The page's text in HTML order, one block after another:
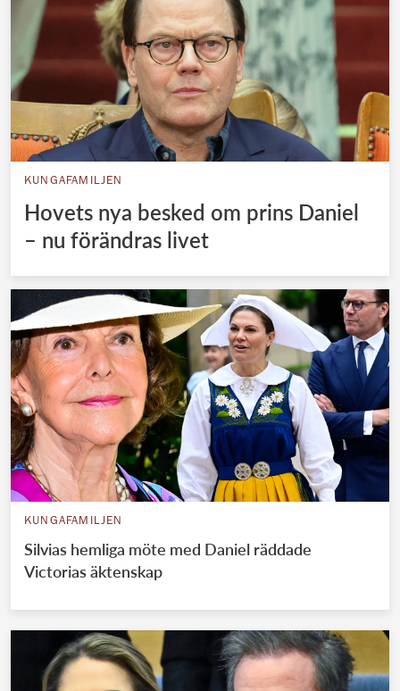
KUNGAFAMILJEN
Hovets nya besked om prins Daniel
– nu förändras livet
KUNGAFAMILJEN
Silvias hemliga möte med Daniel räddade
Victorias äktenskap